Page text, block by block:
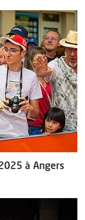
à Angers
sur l'année 2025 à